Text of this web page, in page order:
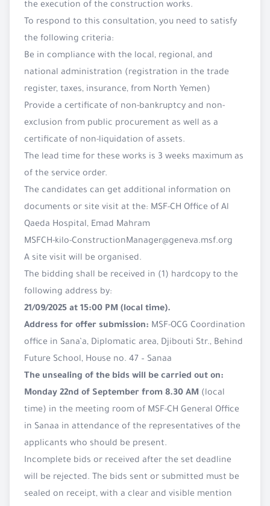
the execution of the construction works.
To respond to this consultation, you need to satisfy
the following criteria:
Be in compliance with the local, regional, and
national administration (registration in the trade
register, taxes, insurance, from North Yemen)
Provide a certificate of non-bankruptcy and non-
exclusion from public procurement as well as a
certificate of non-liquidation of assets.
The lead time for these works is 3 weeks maximum as
of the service order.
The candidates can get additional information on
documents or site visit at the: MSF-CH Office of Al
Qaeda Hospital, Emad Mahram
MSFCH-kilo-ConstructionManager@geneva.msf.org
A site visit will be organised.
The bidding shall be received in (1) hardcopy to the
following address by:
21/09/2025 at 15:00 PM (local time).
Address for offer submission: MSF-OCG Coordination
office in Sana’a, Diplomatic area, Djibouti Str., Behind
Future School, House no. 47 – Sanaa
The unsealing of the bids will be carried out on:
Monday 22nd of September from 8.30 AM (local
time) in the meeting room of MSF-CH General Office
in Sanaa in attendance of the representatives of the
applicants who should be present.
Incomplete bids or received after the set deadline
will be rejected. The bids sent or submitted must be
sealed on receipt, with a clear and visible mention